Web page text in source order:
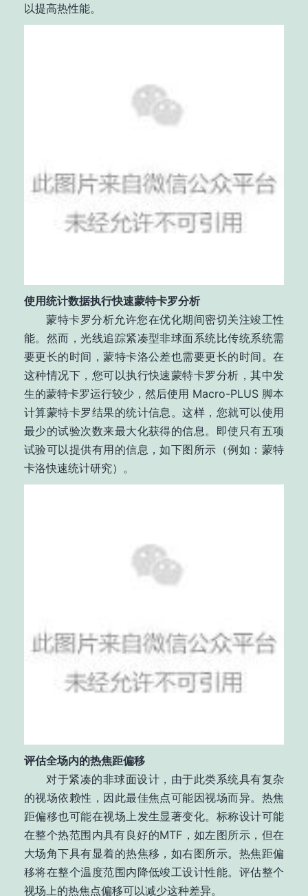
以提高热性能。
使用统计数据执行快速蒙特卡罗分析
蒙特卡罗分析允许您在优化期间密切关注竣工性
能。然而，光线追踪紧凑型非球面系统比传统系统需
要更长的时间，蒙特卡洛公差也需要更长的时间。在
这种情况下，您可以执行快速蒙特卡罗分析，其中发
生的蒙特卡罗运行较少，然后使用 Macro-PLUS 脚本
计算蒙特卡罗结果的统计信息。这样，您就可以使用
最少的试验次数来最大化获得的信息。即使只有五项
试验可以提供有用的信息，如下图所示（例如：蒙特
卡洛快速统计研究）。
评估全场内的热焦距偏移
对于紧凑的非球面设计，由于此类系统具有复杂
的视场依赖性，因此最佳焦点可能因视场而异。热焦
距偏移也可能在视场上发生显著变化。标称设计可能
在整个热范围内具有良好的MTF，如左图所示，但在
大场角下具有显着的热焦移，如右图所示。热焦距偏
移将在整个温度范围内降低竣工设计性能。评估整个
视场上的热焦点偏移可以减少这种差异。